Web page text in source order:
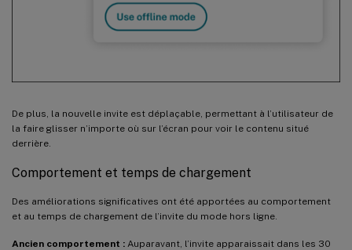
De plus, la nouvelle invite est déplaçable, permettant à l’utilisateur de
la faire glisser n’importe où sur l’écran pour voir le contenu situé
derrière.
Comportement et temps de chargement
Des améliorations significatives ont été apportées au comportement
et au temps de chargement de l’invite du mode hors ligne.
Ancien comportement : Auparavant, l’invite apparaissait dans les 30